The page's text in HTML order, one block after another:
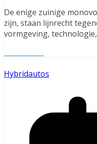
De enige zuinige
zijn, staan lijnrecht
vormgeving,
Hybridautos